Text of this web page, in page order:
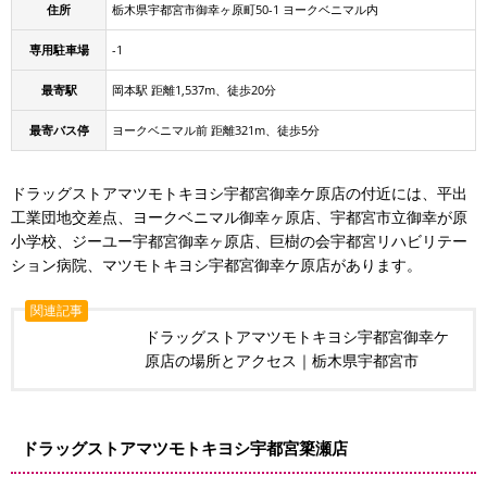
住所 栃木県宇都宮市御幸ヶ原町50-1 ヨークベニマル内
専用駐車場 -1
最寄駅 岡本駅 距離1,537m、徒歩20分
最寄バス停 ヨークベニマル前 距離321m、徒歩5分
ドラッグストアマツモトキヨシ宇都宮御幸ケ原店の付近には、平出
工業団地交差点、ヨークベニマル御幸ヶ原店、宇都宮市立御幸が原
小学校、ジーユー宇都宮御幸ヶ原店、巨樹の会宇都宮リハビリテー
ション病院、マツモトキヨシ宇都宮御幸ケ原店があります。
関連記事
ドラッグストアマツモトキヨシ宇都宮御幸ケ
原店の場所とアクセス｜栃木県宇都宮市
ドラッグストアマツモトキヨシ宇都宮簗瀬店